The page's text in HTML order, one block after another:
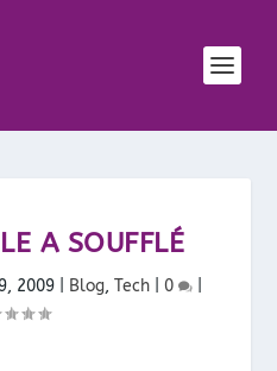
A SOUFFLÉ
2009| Blog, Tech| 0 |